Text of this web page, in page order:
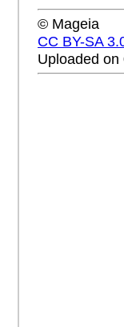
© Mageia
CC BY-SA
Uploaded